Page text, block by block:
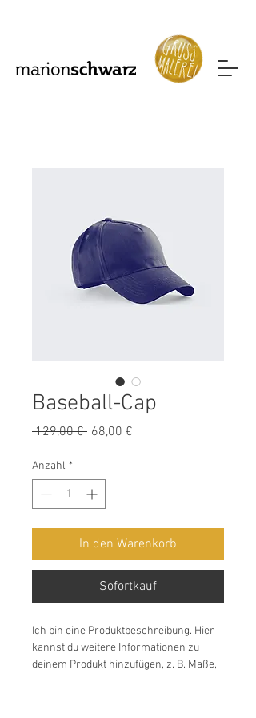
Mehr sehen
Baseball-Cap
129,00 € Standardpreis
68,00 €
Anzahl *
In den Warenkorb
Sofortkauf
Ich bin eine Produktbeschreibung. Hier
kannst du weitere Informationen zu
deinem Produkt hinzufügen, z. B. Maße,